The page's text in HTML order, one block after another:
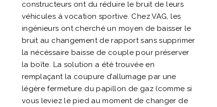
constructeurs ont du réduire le bruit de leurs
véhicules à vocation sportive. Chez VAG, les
ingénieurs ont cherché un moyen de baisser le
bruit au changement de rapport sans supprimer
la nécéssaire baisse de couple pour préserver
la boîte. La solution a été trouvée en
remplaçant la coupure d’allumage par une
légère fermeture du papillon de gaz (comme si
vous leviez le pied au moment de changer de